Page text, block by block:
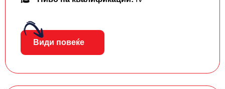
Види повеќе